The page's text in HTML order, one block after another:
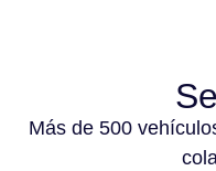
Más de 500